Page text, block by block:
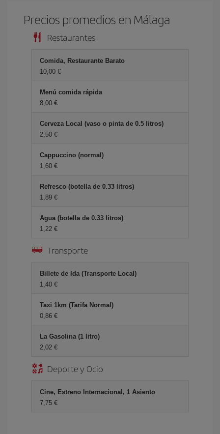
Precios promedios en Málaga
Restaurantes
Comida, Restaurante Barato
10,00 €
Menú comida rápida
8,00 €
Cerveza Local (vaso o pinta de 0.5 litros)
2,50 €
Cappuccino (normal)
1,60 €
Refresco (botella de 0.33 litros)
1,89 €
Agua (botella de 0.33 litros)
1,22 €
Transporte
Billete de Ida (Transporte Local)
1,40 €
Taxi 1km (Tarifa Normal)
0,86 €
La Gasolina (1 litro)
2,02 €
Deporte y Ocio
Cine, Estreno Internacional, 1 Asiento
7,75 €